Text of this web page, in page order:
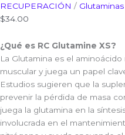
RECUPERACIÓN / Glutaminas
$34.00
¿Qué es RC Glutamine XS?
La Glutamina es el
muscular y juega un papel
Estudios sugieren que la
prevenir la pérdida de masa
juega la glutamina en la
involucrada en el